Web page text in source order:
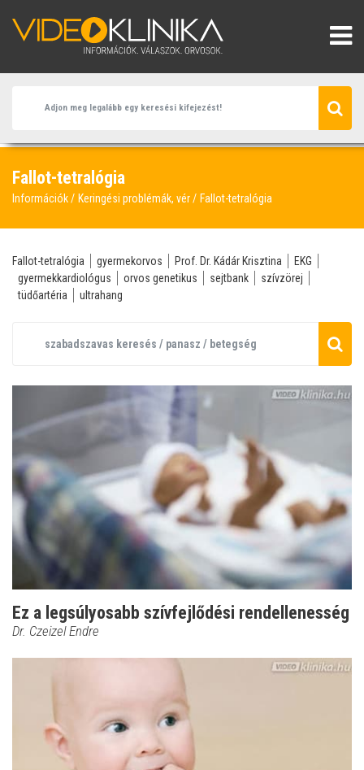
Fallot-tetralógia
Információk Keringési problémák, vér Fallot-tetralógia
Fallot-tetralógia gyermekorvos Prof. Dr. Kádár Krisztina
EKG
gyermekkardiológus
orvos genetikus sejtbank
szívzörej
tüdőartéria
ultrahang
Ez a legsúlyosabb szívfejlődési rendellenesség
Dr. Czeizel Endre